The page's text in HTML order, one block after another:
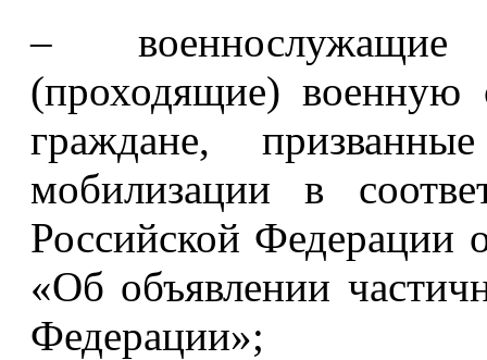
– военнослужащие
(проходящие) военную
граждане,
мобилизации в
Российской Федерации
«Об объявлении
Федерации»;